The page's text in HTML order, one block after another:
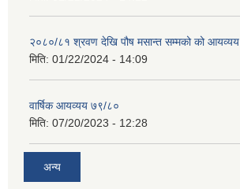
२०८०/८१ श्रवण देखि पौष मसान्त सम्मको को आयव्यय
मिति: 01/22/2024 - 14:09
वार्षिक आयव्यय ७९/८०
मिति: 07/20/2023 - 12:28
अन्य